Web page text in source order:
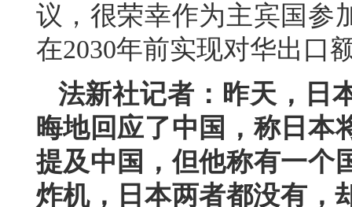
议，很荣幸作为主宾国参
在2030年前实现对华出口
法新社记者：昨天，日
晦地回应了中国，称日本
提及中国，但他称有一个
炸机，日本两者都没有，